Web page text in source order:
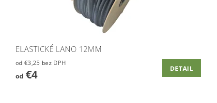
ELASTICKÉ LANO 12MM
od €3,25 bez DPH
od€4 DETAIL